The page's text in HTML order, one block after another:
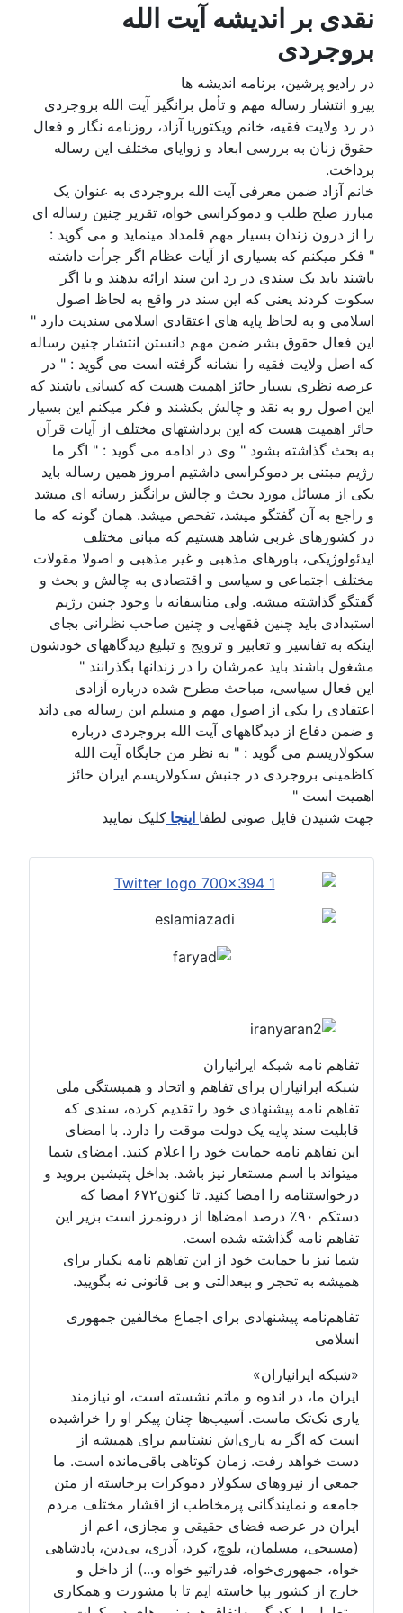
نقدی بر اندیشه آیت الله
بروجردی
در رادیو پرشین، برنامه اندیشه ها
پیرو انتشار رساله مهم و تأمل برانگیز آیت الله بروجردی
در رد ولایت فقیه، خانم ویکتوریا آزاد، روزنامه نگار و فعال
حقوق زنان به بررسی ابعاد و زوایای مختلف این رساله
پرداخت.
خانم آزاد ضمن معرفی آیت الله بروجردی به عنوان یک
مبارز صلح طلب و دموکراسی خواه، تقریر چنین رساله ای
را از درون زندان بسیار مهم قلمداد مینماید و می گوید :
" فکر میکنم که بسیاری از آیات عظام اگر جرأت داشته
باشند باید یک سندی در رد این سند ارائه بدهند و یا اگر
سکوت کردند یعنی که این سند در واقع به لحاظ اصول
اسلامی و به لحاظ پایه های اعتقادی اسلامی سندیت دارد "
این فعال حقوق بشر ضمن مهم دانستن انتشار چنین رساله
که اصل ولایت فقیه را نشانه گرفته است می گوید : " در
عرصه نظری بسیار حائز اهمیت هست که کسانی باشند که
این اصول رو به نقد و چالش بکشند و فکر میکنم این بسیار
حائز اهمیت هست که این برداشتهای مختلف از آیات قرآن
به بحث گذاشته بشود " وی در ادامه می گوید : " اگر ما
رژیم مبتنی بر دموکراسی داشتیم امروز همین رساله باید
یکی از مسائل مورد بحث و چالش برانگیز رسانه ای میشد
و راجع به آن گفتگو میشد، تفحص میشد. همان گونه که ما
در کشورهای غربی شاهد هستیم که مبانی مختلف
ایدئولوژیکی، باورهای مذهبی و غیر مذهبی و اصولا مقولات
مختلف اجتماعی و سیاسی و اقتصادی به چالش و بحث و
گفتگو گذاشته میشه. ولی متاسفانه با وجود چنین رژیم
استبدادی باید چنین فقهایی و چنین صاحب نظرانی بجای
اینکه به تفاسیر و تعابیر و ترویج و تبلیغ دیدگاههای خودشون
مشغول باشند باید عمرشان را در زندانها بگذرانند "
این فعال سیاسی، مباحث مطرح شده درباره آزادی
اعتقادی را یکی از اصول مهم و مسلم این رساله می داند
و ضمن دفاع از دیدگاههای آیت الله بروجردی درباره
سکولاریسم می گوید : " به نظر من جایگاه آیت الله
کاظمینی بروجردی در جنبش سکولاریسم ایران حائز
اهمیت است "
جهت شنیدن فایل صوتی لطفا اینجا کلیک نمایید
تفاهم نامه شبکه ایرانیاران
شبکه ایرانیاران برای تفاهم و اتحاد و همبستگی ملی
تفاهم نامه پیشنهادی خود را تقدیم کرده، سندی که
قابلیت سند پایه یک دولت موقت را دارد. با امضای
این تفاهم نامه حمایت خود را اعلام کنید. امضای شما
میتواند با اسم مستعار نیز باشد. بداخل پتیشین بروید و
درخواستنامه را امضا کنید. تا کنون۶۷۲ امضا که
دستکم ۹۰٪ درصد امضاها از درونمرز است بزیر این
تفاهم نامه گذاشته شده است.
شما نیز با حمایت خود از این تفاهم نامه یکبار برای
همیشه به تحجر و بیعدالتی و بی قانونی نه بگویید.
تفاهم‌نامه پیشنهادی برای اجماع مخالفین جمهوری
اسلامی
«شبکه ایرانیاران»
ایران ما، در اندوه و ماتم نشسته است، او نیازمند
یاری تک‌تک ماست. آسیب‌ها چنان پیکر او را خراشیده
است که اگر به یاری‌اش نشتابیم برای همیشه از
دست خواهد رفت. زمان کوتاهی باقی‌مانده است. ما
جمعی از نیروهای سکولار دموکرات برخاسته از متن
جامعه و نمایندگانی پرمخاطب از اقشار مختلف مردم
ایران در عرصه فضای حقیقی و مجازی، اعم از
(مسیحی، مسلمان، بلوچ، کرد، آذری، بی‌دین، پادشاهی
خواه، جمهوری‌خواه، فدراتیو خواه و...) از داخل و
خارج از کشور بپا خاسته ایم تا با مشورت و همکاری